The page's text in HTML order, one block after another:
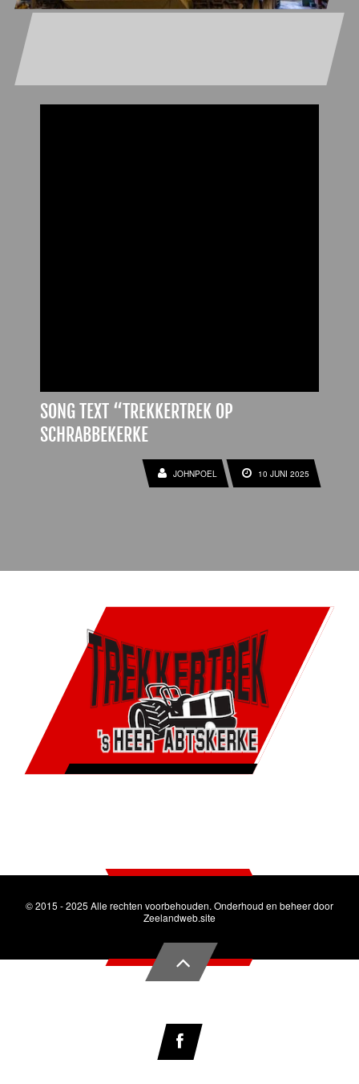
SONG TEXT “TREKKERTREK OP
SCHRABBEKERKE
JOHNPOEL 10 JUNI 2025
© 2015 - 2025 Alle rechten voorbehouden. Onderhoud en beheer door
Zeelandweb.site